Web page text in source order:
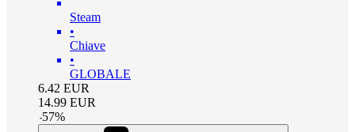
Steam
•
Chiave
•
GLOBALE
6.42 EUR
14.99 EUR
-57%